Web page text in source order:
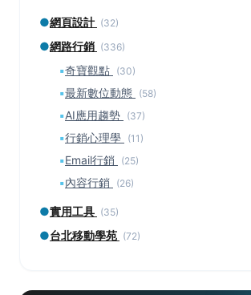
●網頁設計 (32)
●網路行銷 (336)
▪奇寶觀點 (30)
▪最新數位動態 (58)
▪AI應用趨勢 (37)
▪行銷心理學 (11)
▪Email行銷 (25)
▪內容行銷 (26)
●實用工具 (35)
●台北移動學苑 (72)